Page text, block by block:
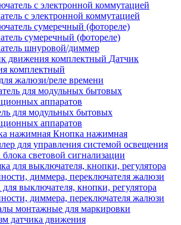
с электронной коммутацией
сумеречный (фотореле)
шнуровой/диммер
Датчик
комплектный
жалюзи/реле времени
для модульных бытовых
аппаратов
Кнопка нажимная
для управления системой освещения
световой сигнализации
выключателя, кнопки, регулятора
диммера, переключателя жалюзи
монтажные для маркировки
датчика движения